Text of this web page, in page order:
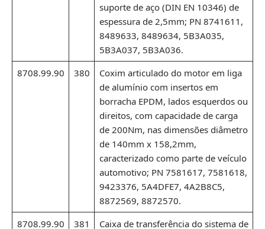
suporte de aço (DIN EN 10346) de
espessura de 2,5mm; PN 8741611,
8489633, 8489634, 5B3A035,
5B3A037, 5B3A036.
8708.99.90
380
Coxim articulado do motor em liga
de alumínio com insertos em
borracha EPDM, lados esquerdos ou
direitos, com capacidade de carga
de 200Nm, nas dimensões diâmetro
de 140mm x 158,2mm,
caracterizado como parte de veículo
automotivo; PN 7581617, 7581618,
9423376, 5A4DFE7, 4A2B8C5,
8872569, 8872570.
8708.99.90
381 Caixa de transferência do sistema de